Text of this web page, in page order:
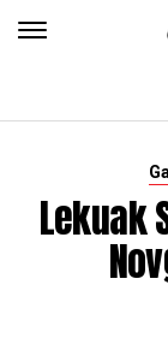
Lekuak